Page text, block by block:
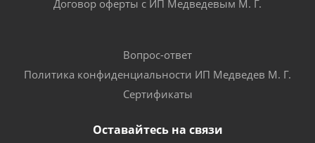
Договор оферты с ИП Медведевым М. Г.
Вопрос-ответ
Политика конфиденциальности ИП Медведев М. Г.
Сертификаты
Оставайтесь на связи